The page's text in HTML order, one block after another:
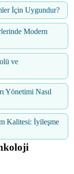
İçin Uygundur?
Modern
ve
Yönetimi Nasıl
Kalitesi: İyileşme